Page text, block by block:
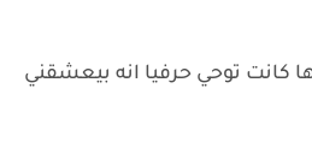
كانت توحي حرفيا انه بيعشقني